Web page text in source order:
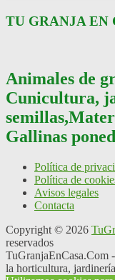
TU GRANJA EN
Animales de
Cunicultura,
Gallinas
Política de
Política de
Avisos legales
Contacta
Copyright © 2026
reservados
TuGranjaEnCasa.Com
la horticultura,